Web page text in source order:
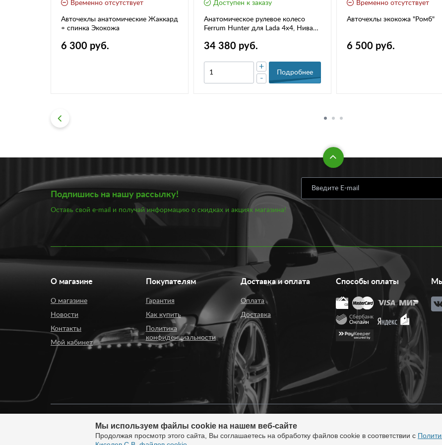
Временно отсутствует
Авточехлы анатомические Жаккард
+ спинка Экокожа
6 300 руб.
Доступен к заказу
Анатомическое рулевое колесо
Ferrum Hunter для Lada 4x4, Нива
34 380 руб.
-
+
Подробнее
Временно отсутствует
Авточехлы экокожа "Ромб"
6 500 руб.
Подпишись на нашу рассылку!
Оставь свой e-mail и получай информацию о скидках и акциях магазина!
О магазине
О магазине
Новости
Контакты
Мой кабинет
Покупателям
Гарантия
Как купить
Политика
конфиденциальности
Доставка и оплата
Оплата
Доставка
Способы оплаты
© 2008 - 2026. ИП Киселев Сергей Вячеславович. Интернет-магазин тюнинга.
Мы используем файлы cookie на нашем веб-сайте
Продолжая просмотр этого сайта, Вы соглашаетесь на обработку файлов cookie в соответствии с